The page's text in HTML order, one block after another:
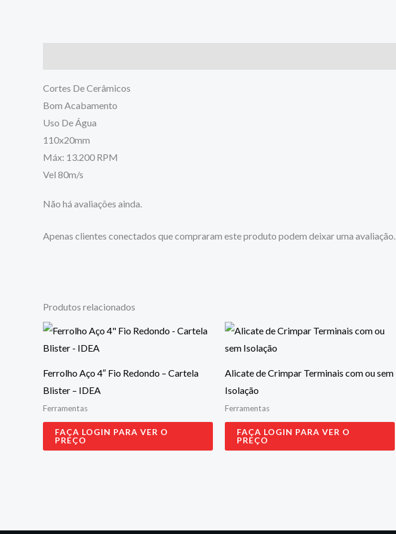
Cortes De Cerâmicos
Bom Acabamento
Uso De Água
110x20mm
Máx: 13.200 RPM
Vel 80m/s
Não há avaliações ainda.
Apenas clientes conectados que compraram este produto podem deixar uma avaliação.
Produtos relacionados
Ferrolho Aço 4″ Fio Redondo – Cartela
Blister – IDEA
Ferramentas
FAÇA LOGIN PARA VER O
PREÇO
Alicate de Crimpar Terminais com ou sem
Isolação
Ferramentas
FAÇA LOGIN PARA VER O
PREÇO